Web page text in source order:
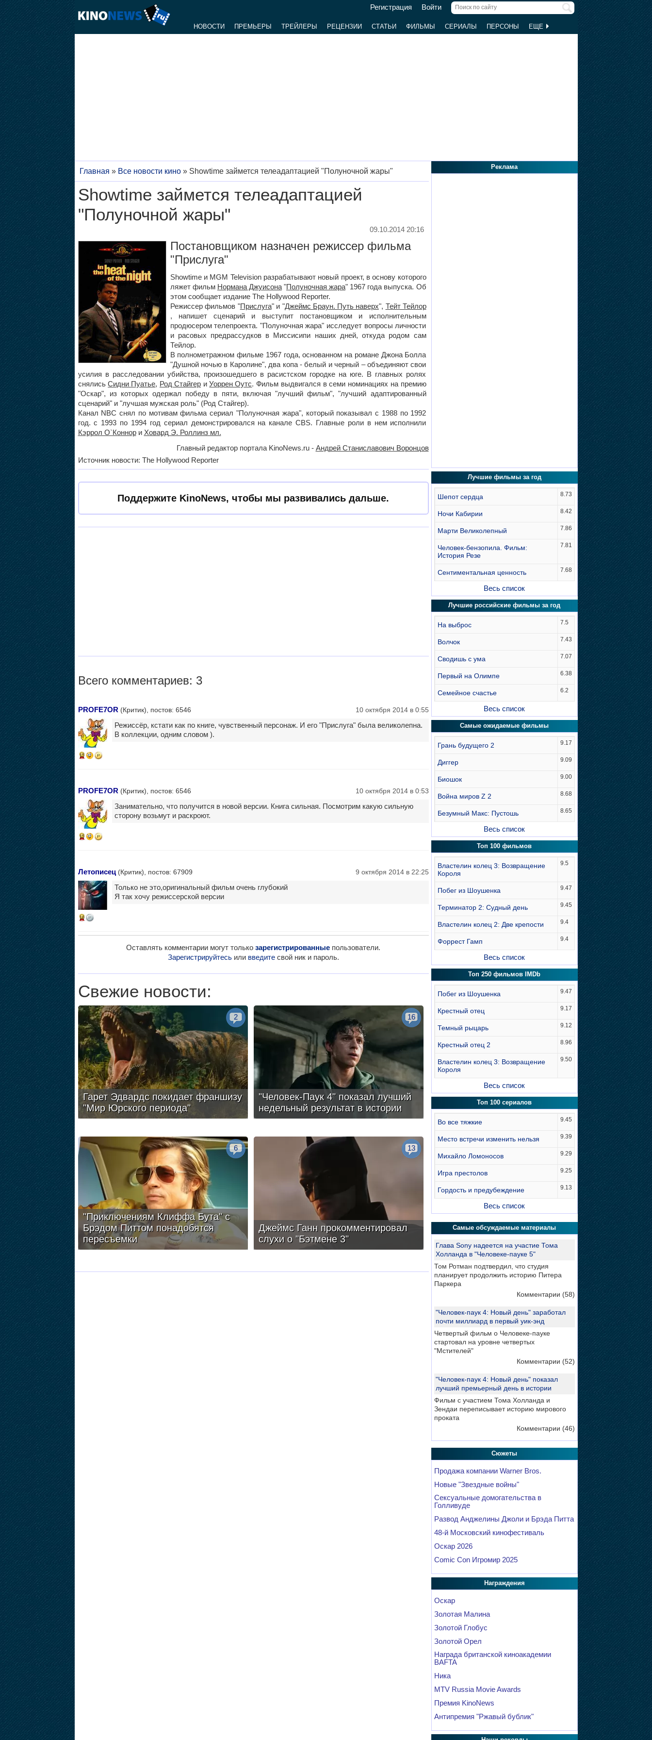
Регистрация Войти
НОВОСТИ ПРЕМЬЕРЫ ТРЕЙЛЕРЫ РЕЦЕНЗИИ СТАТЬИ ФИЛЬМЫ СЕРИАЛЫ ПЕРСОНЫ ЕЩЕ
Главная » Все новости кино» Showtime займется телеадаптацией "Полуночной жары"
Showtime займется телеадаптацией
"Полуночной жары"
09.10.2014 20:16
Постановщиком назначен режиссер фильма
"Прислуга"
Showtime и MGM Television разрабатывают новый проект, в основу которого
ляжет фильм Нормана Джуисона"Полуночная жара" 1967 года выпуска. Об
этом сообщает издание The Hollywood Reporter.
Режиссер фильмов "Прислуга" и "Джеймс Браун. Путь наверх", Тейт Тейлор
, напишет сценарий и выступит постановщиком и исполнительным
продюсером телепроекта. "Полуночная жара" исследует вопросы личности
и расовых предрассудков в Миссисипи наших дней, откуда родом сам
Тейлор.
В полнометражном фильме 1967 года, основанном на романе Джона Болла
"Душной ночью в Каролине", два копа - белый и черный – объединяют свои
усилия в расследовании убийства, произошедшего в расистском городке на юге. В главных ролях
снялисьСидни Пуатье, Род СтайгериУоррен Оутс. Фильм выдвигался в семи номинациях на премию
"Оскар", из которых одержал победу в пяти, включая "лучший фильм", "лучший адаптированный
сценарий" и "лучшая мужская роль" (Род Стайгер).
Канал NBC снял по мотивам фильма сериал "Полуночная жара", который показывал с 1988 по 1992
год. с 1993 по 1994 год сериал демонстрировался на канале CBS. Главные роли в нем исполнили
Кэррол О`Коннори Ховард Э. Роллинз мл.
Главный редактор портала KinoNews.ru - Андрей Станиславович Воронцов
Источник новости: The Hollywood Reporter
Поддержите KinoNews, чтобы мы развивались дальше.
Всего комментариев: 3
PROFE7OR (Критик), постов: 6546 10 октября 2014 в 0:55
15
Режиссёр, кстати как по книге, чувственный персонаж. И его "Прислуга" была великолепна.
В коллекции, одним словом ).
PROFE7OR (Критик), постов: 6546 10 октября 2014 в 0:53
15
Занимательно, что получится в новой версии. Книга сильная. Посмотрим какую сильную
сторону возьмут и раскроют.
Летописец(Критик), постов: 67909 9 октября 2014 в 22:25
16
Только не это,оригинальный фильм очень глубокий
Я так хочу режиссерской версии
Оставлять комментарии могут только зарегистрированные пользователи.
Зарегистрируйтесьили введитесвой ник и пароль.
Свежие новости:
Гарет Эдвардс покидает франшизу
"Мир Юрского периода"
2
"Человек-Паук 4" показал лучший
недельный результат в истории
16
"Приключениям Клиффа Бута" с
Брэдом Питтом понадобятся
пересъемки
6
Джеймс Ганн прокомментировал
слухи о "Бэтмене 3"
13
Реклама
Лучшие фильмы за год
Шепот сердца 8.73
Ночи Кабирии 8.42
Марти Великолепный 7.86
Человек-бензопила. Фильм:
История Резе
7.81
Сентиментальная ценность 7.68
Весь список
Лучшие российские фильмы за год
На выброс 7.5
Волчок 7.43
Сводишь с ума 7.07
Первый на Олимпе 6.38
Семейное счастье 6.2
Весь список
Самые ожидаемые фильмы
Грань будущего 2 9.17
Диггер 9.09
Биошок 9.00
Война миров Z 2 8.68
Безумный Макс: Пустошь 8.65
Весь список
Топ 100 фильмов
Властелин колец 3: Возвращение
Короля
9.5
Побег из Шоушенка 9.47
Терминатор 2: Судный день 9.45
Властелин колец 2: Две крепости 9.4
Форрест Гамп 9.4
Весь список
Топ 250 фильмов IMDb
Побег из Шоушенка 9.47
Крестный отец 9.17
Темный рыцарь 9.12
Крестный отец 2 8.96
Властелин колец 3: Возвращение
Короля
9.50
Весь список
Топ 100 сериалов
Во все тяжкие 9.45
Место встречи изменить нельзя 9.39
Михайло Ломоносов 9.29
Игра престолов 9.25
Гордость и предубеждение 9.13
Весь список
Самые обсуждаемые материалы
Глава Sony надеется на участие Тома
Холланда в "Человеке-пауке 5"
Том Ротман подтвердил, что студия
планирует продолжить историю Питера
Паркера
Комментарии (58)
"Человек-паук 4: Новый день" заработал
почти миллиард в первый уик-энд
Четвертый фильм о Человеке-пауке
стартовал на уровне четвертых
"Мстителей"
Комментарии (52)
"Человек-паук 4: Новый день" показал
лучший премьерный день в истории
Фильм с участием Тома Холланда и
Зендаи переписывает историю мирового
проката
Комментарии (46)
Сюжеты
Продажа компании Warner Bros.
Новые "Звездные войны"
Сексуальные домогательства в
Голливуде
Развод Анджелины Джоли и Брэда Питта
48-й Московский кинофестиваль
Оскар 2026
Comic Con Игромир 2025
Награждения
Оскар
Золотая Малина
Золотой Глобус
Золотой Орел
Награда британской киноакадемии
BAFTA
Ника
MTV Russia Movie Awards
Премия KinoNews
Антипремия "Ржавый бублик"